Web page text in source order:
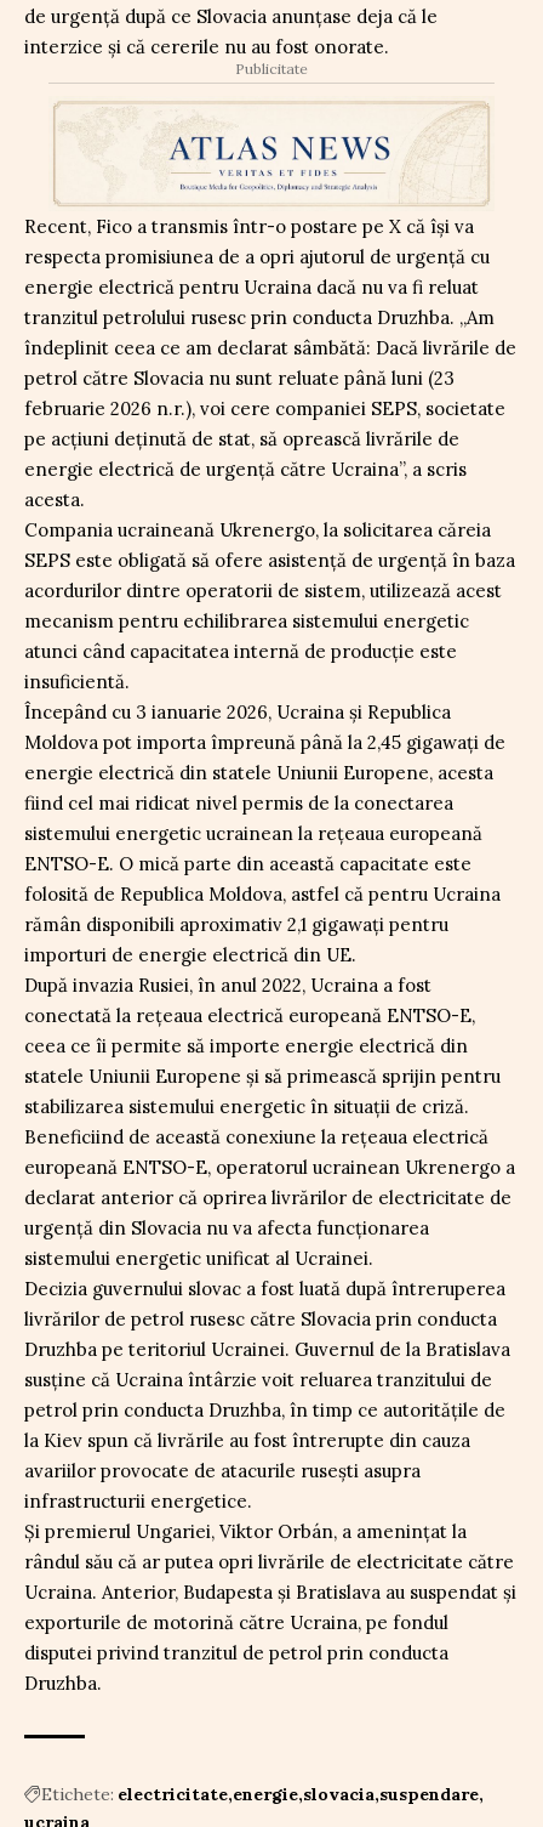
de urgență după ce Slovacia anunțase deja că le
interzice și că cererile nu au fost onorate.
Publicitate
Recent, Fico a transmis într-o postare pe X că își va
respecta promisiunea de a opri ajutorul de urgență cu
energie electrică pentru Ucraina dacă nu va fi reluat
tranzitul petrolului rusesc prin conducta Druzhba. „Am
îndeplinit ceea ce am declarat sâmbătă: Dacă livrările de
petrol către Slovacia nu sunt reluate până luni (23
februarie 2026 n.r.), voi cere companiei SEPS, societate
pe acțiuni deținută de stat, să oprească livrările de
energie electrică de urgență către Ucraina”, a scris
acesta.
Compania ucraineană Ukrenergo, la solicitarea căreia
SEPS este obligată să ofere asistență de urgență în baza
acordurilor dintre operatorii de sistem, utilizează acest
mecanism pentru echilibrarea sistemului energetic
atunci când capacitatea internă de producție este
insuficientă.
Începând cu 3 ianuarie 2026, Ucraina și Republica
Moldova pot importa împreună până la 2,45 gigawați de
energie electrică din statele Uniunii Europene, acesta
fiind cel mai ridicat nivel permis de la conectarea
sistemului energetic ucrainean la rețeaua europeană
ENTSO-E. O mică parte din această capacitate este
folosită de Republica Moldova, astfel că pentru Ucraina
rămân disponibili aproximativ 2,1 gigawați pentru
importuri de energie electrică din UE.
După invazia Rusiei, în anul 2022, Ucraina a fost
conectată la rețeaua electrică europeană ENTSO-E,
ceea ce îi permite să importe energie electrică din
statele Uniunii Europene și să primească sprijin pentru
stabilizarea sistemului energetic în situații de criză.
Beneficiind de această conexiune la rețeaua electrică
europeană ENTSO-E, operatorul ucrainean Ukrenergo a
declarat anterior că oprirea livrărilor de electricitate de
urgență din Slovacia nu va afecta funcționarea
sistemului energetic unificat al Ucrainei.
Decizia guvernului slovac a fost luată după întreruperea
livrărilor de petrol rusesc către Slovacia prin conducta
Druzhba pe teritoriul Ucrainei. Guvernul de la Bratislava
susține că Ucraina întârzie voit reluarea tranzitului de
petrol prin conducta Druzhba, în timp ce autoritățile de
la Kiev spun că livrările au fost întrerupte din cauza
avariilor provocate de atacurile rusești asupra
infrastructurii energetice.
Și premierul Ungariei, Viktor Orbán, a amenințat la
rândul său că ar putea opri livrările de electricitate către
Ucraina. Anterior, Budapesta și Bratislava au suspendat și
exporturile de motorină către Ucraina, pe fondul
disputei privind tranzitul de petrol prin conducta
Druzhba.
Etichete: electricitate energie slovacia suspendare
ucraina